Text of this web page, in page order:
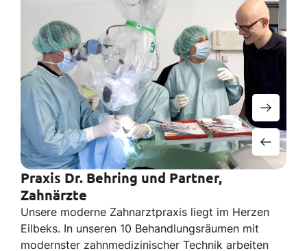
Praxis Dr. Behring und Partner,
Zahnärzte
Unsere moderne Zahnarztpraxis liegt im Herzen
Eilbeks. In unseren 10 Behandlungsräumen mit
modernster zahnmedizinischer Technik arbeiten